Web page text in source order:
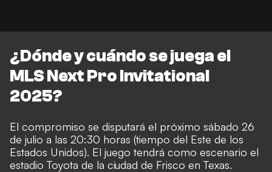
¿Dónde y cuándo se juega el
MLS Next Pro Invitational
2025?
El compromiso se disputará el próximo sábado 26
de julio a las 20:30 horas (tiempo del Este de los
Estados Unidos). El juego tendrá como escenario el
estadio Toyota de la ciudad de Frisco en Texas.